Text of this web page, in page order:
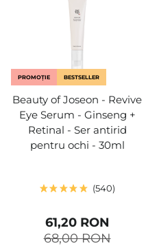
PROMOȚIE BESTSELLER
Beauty of Joseon - Revive
Eye Serum - Ginseng +
Retinal - Ser antirid
pentru ochi - 30ml
540
68,00 RON
61,20 RON